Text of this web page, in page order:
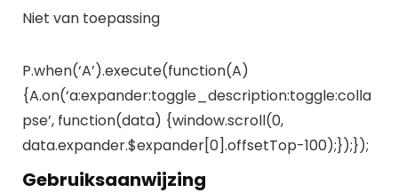
Niet van toepassing
P.when(‘A’).execute(function(A)
{A.on(‘a:expander:toggle_description:toggle:colla
pse’, function(data) {window.scroll(0,
data.expander.$expander[0].offsetTop-100);});});
Gebruiksaanwijzing